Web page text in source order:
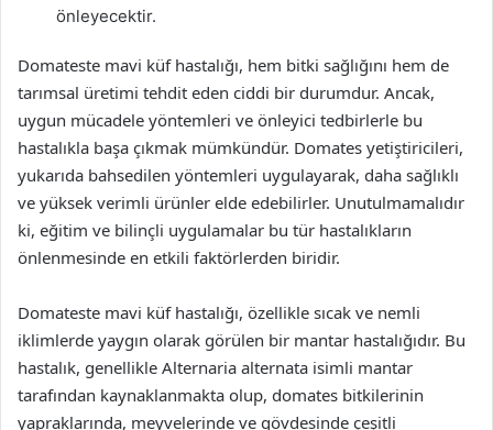
önleyecektir.
Domateste mavi küf hastalığı, hem bitki sağlığını hem de
tarımsal üretimi tehdit eden ciddi bir durumdur. Ancak,
uygun mücadele yöntemleri ve önleyici tedbirlerle bu
hastalıkla başa çıkmak mümkündür. Domates yetiştiricileri,
yukarıda bahsedilen yöntemleri uygulayarak, daha sağlıklı
ve yüksek verimli ürünler elde edebilirler. Unutulmamalıdır
ki, eğitim ve bilinçli uygulamalar bu tür hastalıkların
önlenmesinde en etkili faktörlerden biridir.
Domateste mavi küf hastalığı, özellikle sıcak ve nemli
iklimlerde yaygın olarak görülen bir mantar hastalığıdır. Bu
hastalık, genellikle Alternaria alternata isimli mantar
tarafından kaynaklanmakta olup, domates bitkilerinin
yapraklarında, meyvelerinde ve gövdesinde çeşitli